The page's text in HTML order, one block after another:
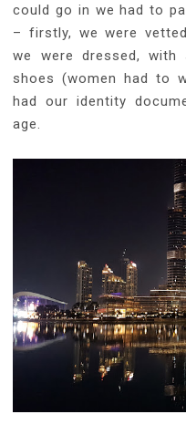
could go in we had to
– firstly, we were
we were dressed,
shoes (women had to
had our identity
age.